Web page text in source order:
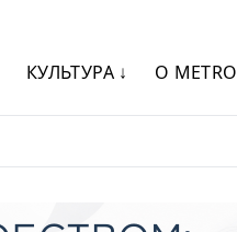
КУЛЬТУРА ↓ О METRO